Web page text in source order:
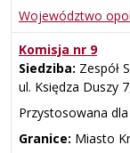
Województwo
Komisja nr 9
Siedziba: Zespół
ul. Księdza Duszy
Przystosowana
Granice: Miasto